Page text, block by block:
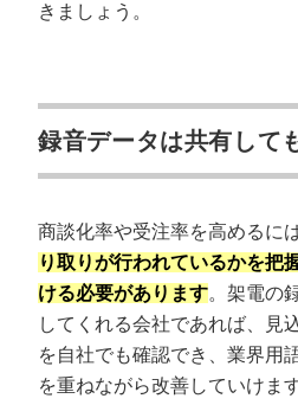
きましょう。
録音データは共有して
商談化率や受注率を高めるには
り取りが行われているかを把
ける必要があります。架電の
してくれる会社であれば、見
を自社でも確認でき、業界用
を重ねながら改善していけま